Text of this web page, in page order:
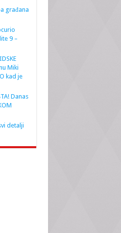
građana
9 –
Miki
kad je
Danas
detalji